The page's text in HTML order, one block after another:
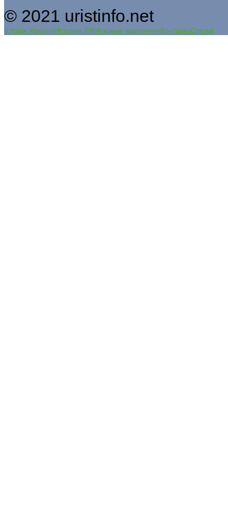
© 2021 uristinfo.net
Історія УкраїниИстория РФИсковые заявленияКонтактыСтатьи